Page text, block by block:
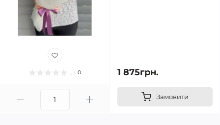
0 1 875грн.
Замовити